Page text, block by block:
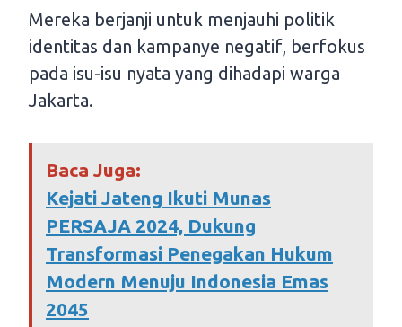
Mereka berjanji untuk menjauhi politik
identitas dan kampanye negatif, berfokus
pada isu-isu nyata yang dihadapi warga
Jakarta.
Baca Juga:
Kejati Jateng Ikuti Munas
PERSAJA 2024, Dukung
Transformasi Penegakan Hukum
Modern Menuju Indonesia Emas
2045